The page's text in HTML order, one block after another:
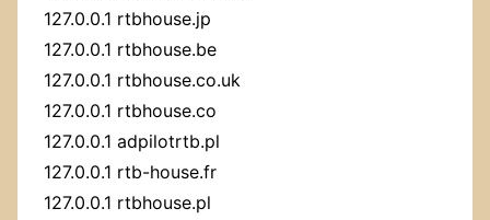
127.0.0.1 rtbhouse.jp
127.0.0.1 rtbhouse.be
127.0.0.1 rtbhouse.co.uk
127.0.0.1 rtbhouse.co
127.0.0.1 adpilotrtb.pl
127.0.0.1 rtb-house.fr
127.0.0.1 rtbhouse.pl